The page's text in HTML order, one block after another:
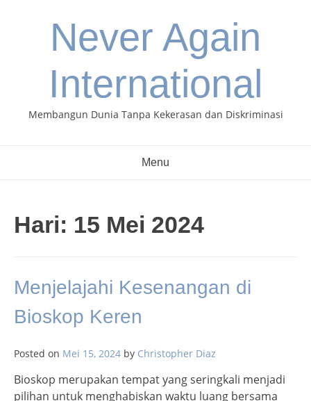
Never Again
International
Membangun Dunia Tanpa Kekerasan dan Diskriminasi
Menu
Hari: 15 Mei 2024
Menjelajahi Kesenangan di
Bioskop Keren
Posted on Mei 15, 2024 by Christopher Diaz
Bioskop merupakan tempat yang seringkali menjadi
pilihan untuk menghabiskan waktu luang bersama